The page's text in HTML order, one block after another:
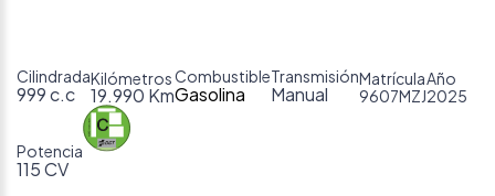
Cilindrada
999 c.c
Kilómetros
19.990 Km
Combustible
Gasolina
Transmisión
Manual
Matrícula
9607MZJ
Año
2025
Potencia
115 CV